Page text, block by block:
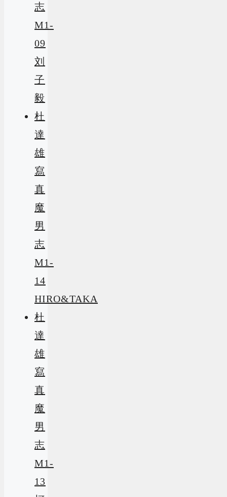
志
M1-
09
刘
子
毅
杜
達
雄
寫
真
魔
男
志
M1-
14
HIRO&TAKA
杜
達
雄
寫
真
魔
男
志
M1-
13